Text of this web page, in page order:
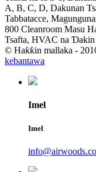
A, B, C, D, Dakunan
Tabbatacce,
800 Cleanroom Masu
Tsafta, HVAC na Ɗakin
© Haƙƙin mallaka -
kebantawa
Imel
Imel